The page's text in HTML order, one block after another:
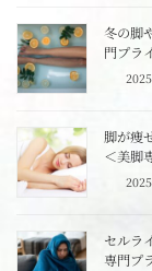
冬の脚
門プラ
脚が痩
＜美脚
セルラ
専門プ